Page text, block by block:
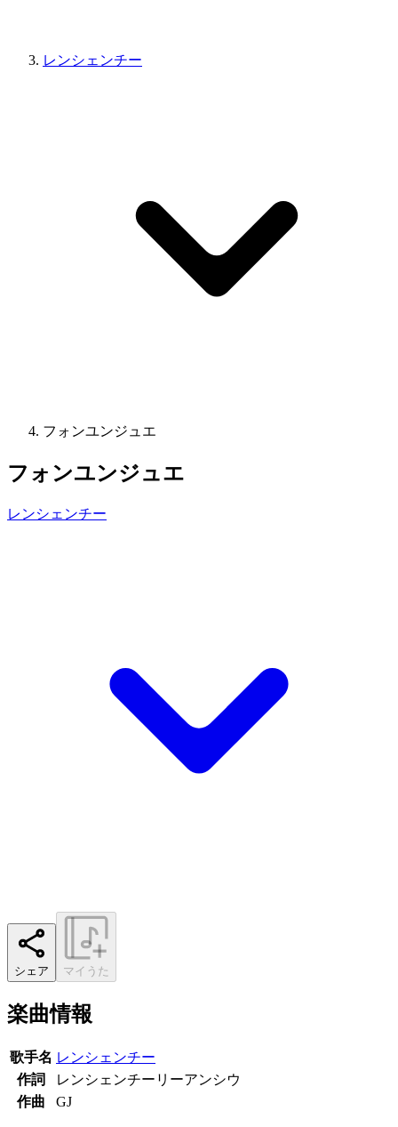
レンシェンチー
フォンユンジュエ
フォンユンジュエ
レンシェンチー
シェア マイうた
楽曲情報
歌手名 レンシェンチー
作詞
レンシェンチーリーアンシウ
作曲
GJ